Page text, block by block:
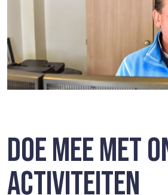
DOE MEE MET
ACTIVITEITEN